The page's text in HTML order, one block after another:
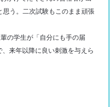
う。二次試験もこのまま頑張
の学生が「自分にも手の届
来年以降に良い刺激を与えら